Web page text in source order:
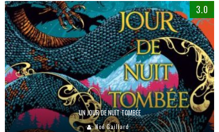
3.0
UN JOUR DE NUIT TOMBÉE
Noé Gaillard